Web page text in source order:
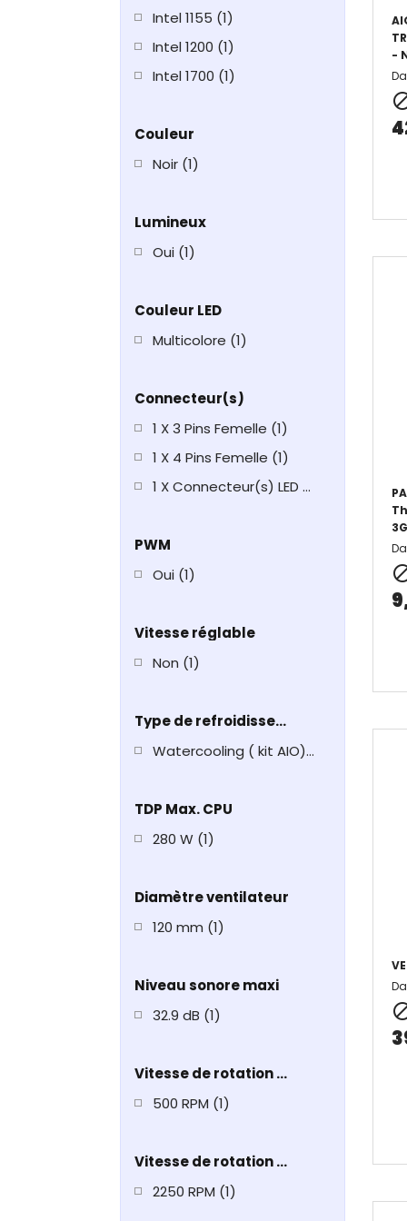
Intel 1155 (1)
Intel 1200 (1)
Intel 1700 (1)
Couleur
Noir (1)
Lumineux
Oui (1)
Couleur LED
Multicolore (1)
Connecteur(s)
1 X 3 Pins Femelle (1)
1 X 4 Pins Femelle (1)
1 X Connecteur(s) LED RGB adressable(s)
PWM
Oui (1)
Vitesse réglable
Non (1)
Type de refroidissement
Watercooling ( kit AIO)(1)
TDP Max. CPU
280 W (1)
Diamètre ventilateur
120 mm (1)
Niveau sonore maxi
32.9 dB (1)
Vitesse de rotation mini
500 RPM (1)
Vitesse de rotation maxi
2250 RPM (1)
-